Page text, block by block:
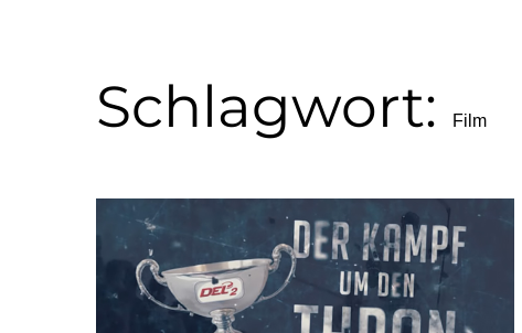
Schlagwort: Film